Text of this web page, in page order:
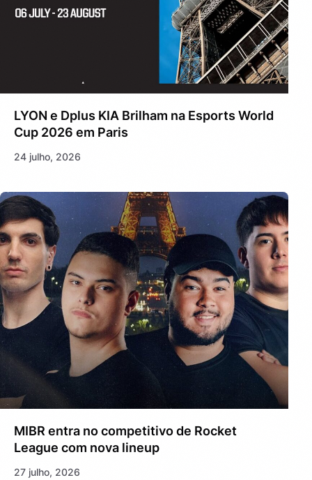
LYON e Dplus KIA Brilham na Esports World
Cup 2026 em Paris
24 julho, 2026
MIBR entra no competitivo de Rocket
League com nova lineup
27 julho, 2026